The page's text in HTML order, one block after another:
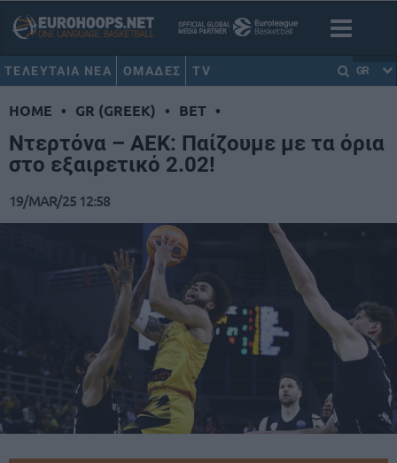
ΤΕΛΕΥΤΑΙΑ ΝΕΑ ΟΜΑΔΕΣ TV GR
HOME • GR (GREEK) • BET •
Ντερτόνα – ΑΕΚ: Παίζουμε με τα όρια
στο εξαιρετικό 2.02!
19/MAR/25 12:58